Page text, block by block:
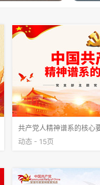
共产党人精神谱系的核心
动态 - 15页